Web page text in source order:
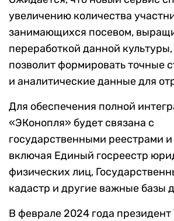
увеличению количества
занимающихся посевом,
переработкой данной
позволит формировать точные
и аналитические данные для
Для обеспечения полной
«ЭКонопля» будет связана с
государственными реестрами
включая Единый госреестр
физических лиц,
кадастр и другие важные базы
В феврале 2024 года